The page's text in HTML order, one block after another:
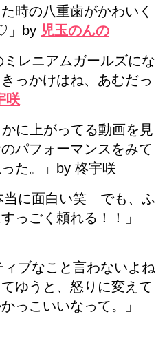
時の八重歯がかわいく
」by 児玉のんの
ミレニアムガールズにな
っかけはね、あむだっ
咲
かに上がってる動画を見
パフォーマンスをみて
た。」by 柊宇咲
当に面白い笑 でも、ふ
っごく頼れる！！」
ィブなこと言わないよね
ゆうと、怒りに変えて
っこいいなって。」